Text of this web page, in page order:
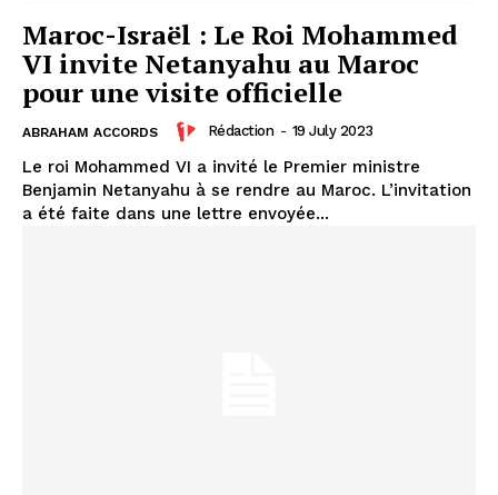
Maroc-Israël : Le Roi Mohammed
VI invite Netanyahu au Maroc
pour une visite officielle
ABRAHAM ACCORDS Rédaction - 19 July 2023
Le roi Mohammed VI a invité le Premier ministre
Benjamin Netanyahu à se rendre au Maroc. L’invitation
a été faite dans une lettre envoyée...